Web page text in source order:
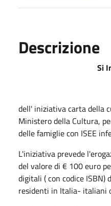
Descrizione
Si
dell' iniziativa carta della
Ministero della Cultura,
delle famiglie con ISEE
L'iniziativa prevede
del valore di € 100 euro
digitali ( con codice
residenti in Italia- italiani